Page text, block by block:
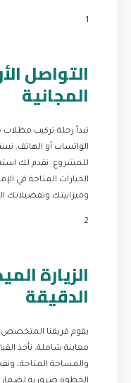
1
التواصل
المجانية
تبدأ رحلة تركيب مظلات
الواتساب أو الهاتف.
للمشروع. نقدم لك
الخيارات المتاحة في
وميزانيتك وتفضيلاتك
2
الزيارة
الدقيقة
يقوم فريقنا المتخصص
معاينة شاملة. نأخذ
والمساحة المتاحة،